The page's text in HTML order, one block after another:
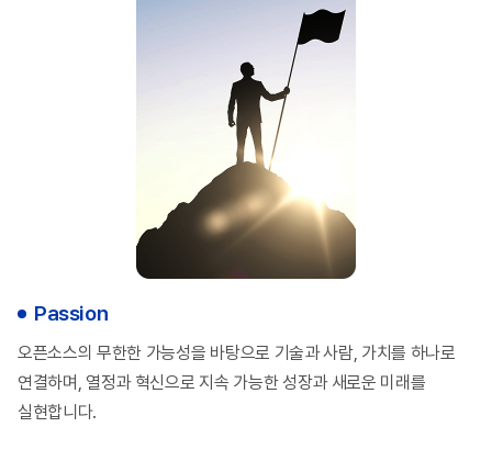
Passion
오픈소스의 무한한 가능성을 바탕으로 기술과 사람, 가치를 하나로
연결하며, 열정과 혁신으로 지속 가능한성장과 새로운 미래를
실현합니다.